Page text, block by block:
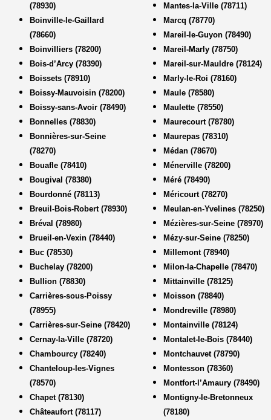
(78930)
Boinville-le-Gaillard
(78660)
Boinvilliers (78200)
Bois-d’Arcy (78390)
Boissets (78910)
Boissy-Mauvoisin (78200)
Boissy-sans-Avoir (78490)
Bonnelles (78830)
Bonnières-sur-Seine
(78270)
Bouafle (78410)
Bougival (78380)
Bourdonné (78113)
Breuil-Bois-Robert (78930)
Bréval (78980)
Brueil-en-Vexin (78440)
Buc (78530)
Buchelay (78200)
Bullion (78830)
Carrières-sous-Poissy
(78955)
Carrières-sur-Seine (78420)
Cernay-la-Ville (78720)
Chambourcy (78240)
Chanteloup-les-Vignes
(78570)
Chapet (78130)
Châteaufort (78117)
Mantes-la-Ville (78711)
Marcq (78770)
Mareil-le-Guyon (78490)
Mareil-Marly (78750)
Mareil-sur-Mauldre (78124)
Marly-le-Roi (78160)
Maule (78580)
Maulette (78550)
Maurecourt (78780)
Maurepas (78310)
Médan (78670)
Ménerville (78200)
Méré (78490)
Méricourt (78270)
Meulan-en-Yvelines (78250)
Mézières-sur-Seine (78970)
Mézy-sur-Seine (78250)
Millemont (78940)
Milon-la-Chapelle (78470)
Mittainville (78125)
Moisson (78840)
Mondreville (78980)
Montainville (78124)
Montalet-le-Bois (78440)
Montchauvet (78790)
Montesson (78360)
Montfort-l’Amaury (78490)
Montigny-le-Bretonneux
(78180)